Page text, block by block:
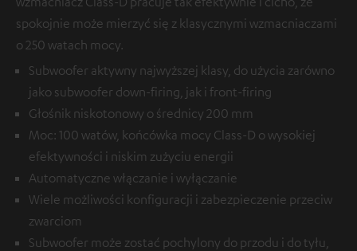
spokojnie może mierzyć się z klasycznymi wzmacniaczami
o 250 watach mocy.
Subwoofer aktywny najwyższej klasy, do użycia zarówno
jako subwoofer down-firing, jak i front-firing
Głośnik niskotonowy o średnicy 200 mm
Moc: 100 watów, końcówka mocy Class-D o wysokiej
efektywności i niskim zużyciu energii
Automatyczne włączanie i wyłączanie
Wiele możliwości konfiguracji i zabezpieczenie przeciw
zwarciom
Subwoofer może zostać pochylony do przodu i do tyłu,